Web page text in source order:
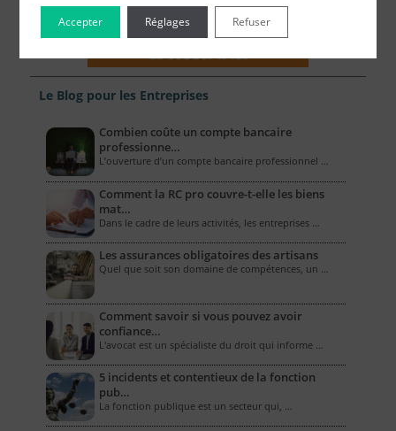
Le Blog pour les Entreprises
Combien coûte un compte bancaire
professionne…
L’ouverture d’un compte bancaire professionnel …
Comment la RC pro couvre-t-elle les biens
mat…
Dans le cadre de leurs activités, les entreprises …
Les assurances obligatoires des artisans
Quel que soit son domaine de compétences, un …
Comment savoir si vous pouvez avoir
confiance…
L'avocat est un spécialiste du droit qui informe …
5 incidents et contentieux de la fonction
pub…
La fonction publique est un secteur qui, …
Accepter Refuser
Réglages